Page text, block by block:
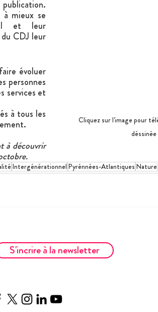
Cliquez sur l'image pour
déssinée
à mieux se
et leur
CDJ leur
évoluer
personnes
services et
à tous les
De nombreux autres projets candidats sont à découvrir
Intergénérationnel Pyrénnées-Atlantiques Nature
S'incrire à la newsletter